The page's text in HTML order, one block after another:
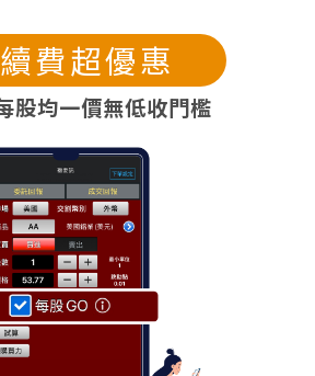
費超優惠
股均一價無低收門檻